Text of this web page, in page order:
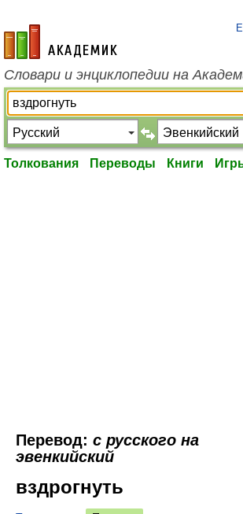
academic.ru
Словари и энциклопедии на
Толкования Переводы Книги
Перевод: с русского на
эвенкийский
вздрогнуть